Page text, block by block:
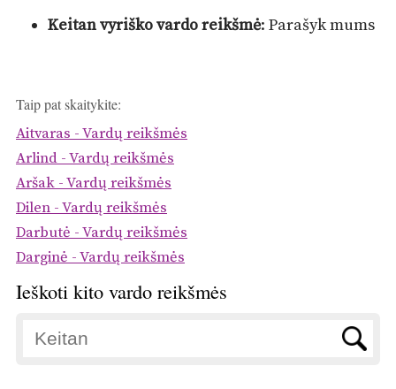
Keitan vyriško vardo reikšmė: Parašyk mums
Taip pat skaitykite:
Aitvaras - Vardų reikšmės
Arlind - Vardų reikšmės
Aršak - Vardų reikšmės
Dilen - Vardų reikšmės
Darbutė - Vardų reikšmės
Darginė - Vardų reikšmės
Ieškoti kito vardo reikšmės